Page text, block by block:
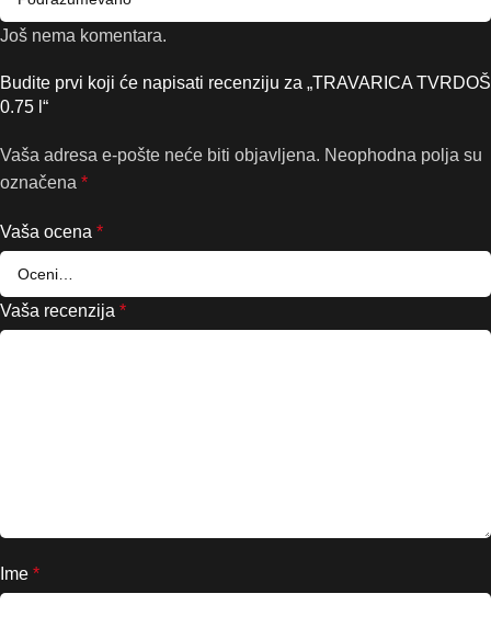
Još nema komentara.
Budite prvi koji će napisati recenziju za „TRAVARICA TVRDOŠ
0.75 l“
Vaša adresa e-pošte neće biti objavljena. Neophodna polja su
označena *
Vaša ocena *
Vaša recenzija *
Ime *